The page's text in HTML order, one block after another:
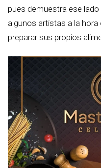
pues demuestra ese
algunos artistas a la
preparar sus propios